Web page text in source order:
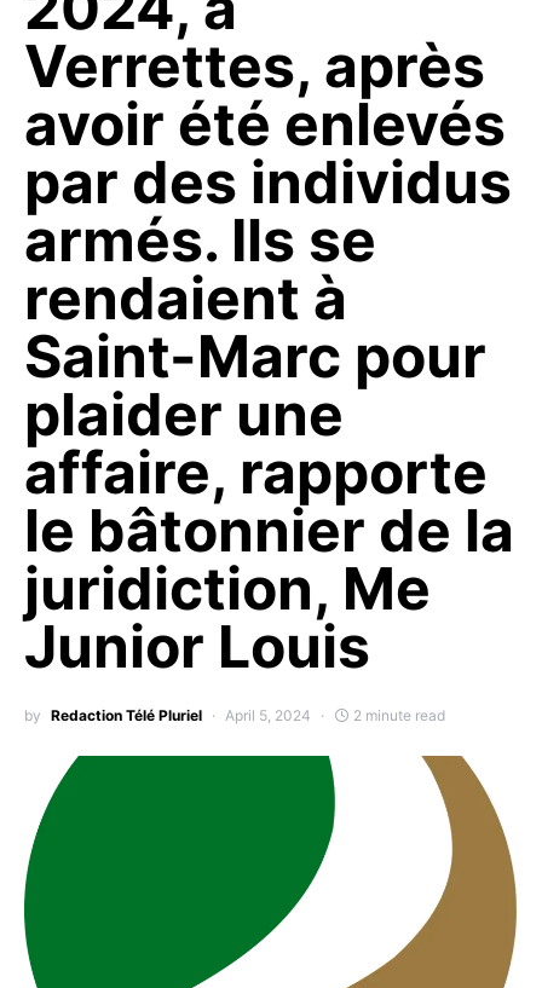
Verrettes, après
avoir été enlevés
par des individus
armés. Ils se
rendaient à
Saint-Marc pour
plaider une
affaire, rapporte
le bâtonnier de la
juridiction, Me
Junior Louis
by Redaction Télé Pluriel April 5, 2024 2 minute read